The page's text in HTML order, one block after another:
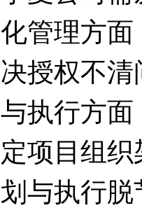
化管理方
决授权不
与执行方
定项目组
划与执行